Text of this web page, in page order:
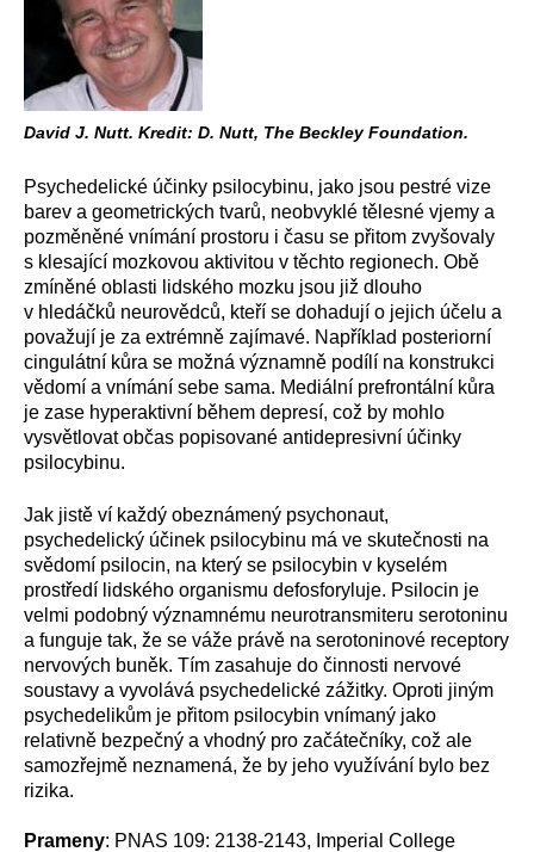
David J. Nutt. Kredit: D. Nutt, The Beckley Foundation.
Psychedelické účinky psilocybinu, jako jsou pestré vize
barev a geometrických tvarů, neobvyklé tělesné vjemy a
pozměněné vnímání prostoru i času se přitom zvyšovaly
s klesající mozkovou aktivitou v těchto regionech. Obě
zmíněné oblasti lidského mozku jsou již dlouho
v hledáčků neurovědců, kteří se dohadují o jejich účelu a
považují je za extrémně zajímavé. Například posteriorní
cingulátní kůra se možná významně podílí na konstrukci
vědomí a vnímání sebe sama. Mediální prefrontální kůra
je zase hyperaktivní během depresí, což by mohlo
vysvětlovat občas popisované antidepresivní účinky
psilocybinu.
Jak jistě ví každý obeznámený psychonaut,
psychedelický účinek psilocybinu má ve skutečnosti na
svědomí psilocin, na který se psilocybin v kyselém
prostředí lidského organismu defosforyluje. Psilocin je
velmi podobný významnému neurotransmiteru serotoninu
a funguje tak, že se váže právě na serotoninové receptory
nervových buněk. Tím zasahuje do činnosti nervové
soustavy a vyvolává psychedelické zážitky. Oproti jiným
psychedelikům je přitom psilocybin vnímaný jako
relativně bezpečný a vhodný pro začátečníky, což ale
samozřejmě neznamená, že by jeho využívání bylo bez
rizika.
Prameny: PNAS 109: 2138-2143, Imperial College